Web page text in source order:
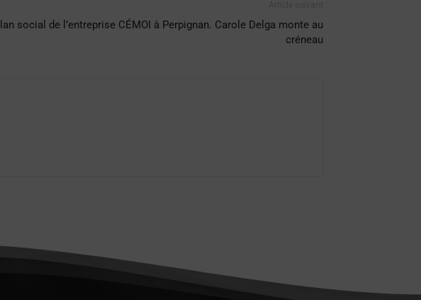
social de l’entreprise CÉMOI à Perpignan. Carole Delga monte au
créneau